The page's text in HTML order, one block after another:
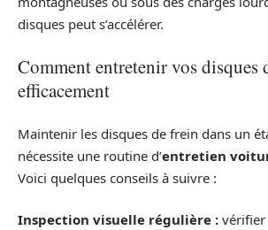
disques peut s’accélérer.
Comment entretenir vos disques
efficacement
Maintenir les disques de frein dans un
nécessite une routine d’entretien
Voici quelques conseils à suivre :
Inspection visuelle régulière : vérifier